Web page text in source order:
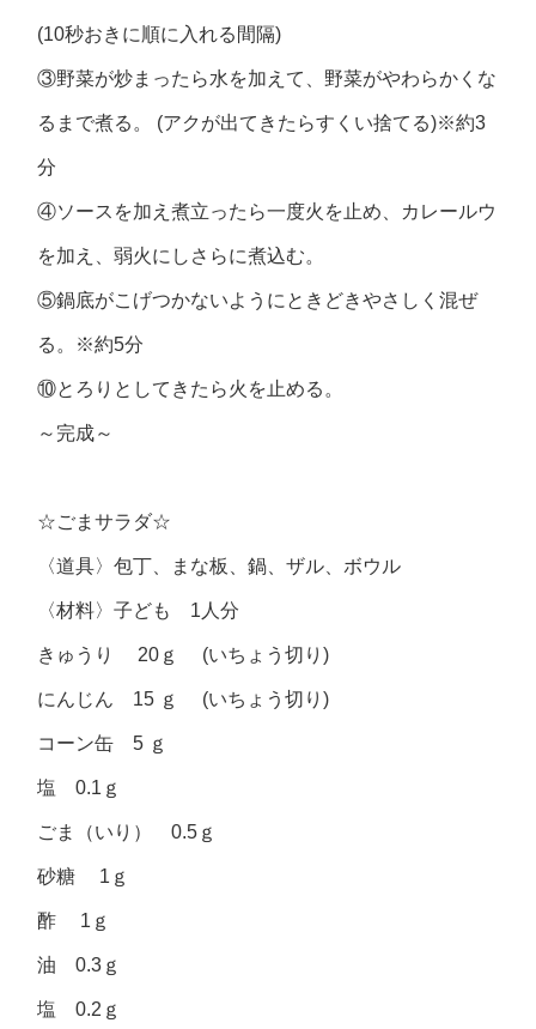
(10秒おきに順に入れる間隔)
③野菜が炒まったら水を加えて、野菜がやわらかくな
るまで煮る。 (アクが出てきたらすくい捨てる)※約3
分
④ソースを加え煮立ったら一度火を止め、カレールウ
を加え、弱火にしさらに煮込む。
⑤鍋底がこげつかないようにときどきやさしく混ぜ
る。※約5分
⑩とろりとしてきたら火を止める。
～完成～
☆ごまサラダ☆
〈道具〉包丁、まな板、鍋、ザル、ボウル
〈材料〉子ども 1人分
きゅうり 20ｇ (いちょう切り)
にんじん 15 ｇ (いちょう切り)
コーン缶 5 ｇ
塩 0.1ｇ
ごま（いり） 0.5ｇ
砂糖 1ｇ
酢 1ｇ
油 0.3ｇ
塩 0.2ｇ